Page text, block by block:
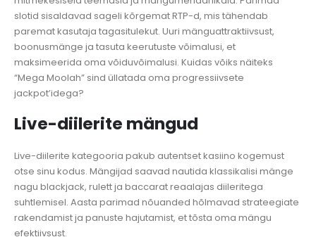
slotid sisaldavad sageli kõrgemat RTP-d, mis tähendab
paremat kasutaja tagasitulekut. Uuri mänguattraktiivsust,
boonusmänge ja tasuta keerutuste võimalusi, et
maksimeerida oma võiduvõimalusi. Kuidas võiks näiteks
“Mega Moolah” sind üllatada oma progressiivsete
jackpot’idega?
Live-diilerite mängud
Live-diilerite kategooria pakub autentset kasiino kogemust
otse sinu kodus. Mängijad saavad nautida klassikalisi mänge
nagu blackjack, rulett ja baccarat reaalajas diileritega
suhtlemisel. Aasta parimad nõuanded hõlmavad strateegiate
rakendamist ja panuste hajutamist, et tõsta oma mängu
efektiivsust.